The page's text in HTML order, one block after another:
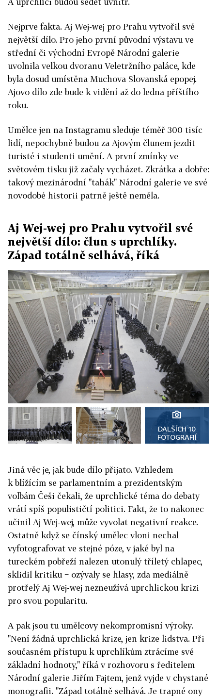
Nejprve fakta. Aj Wej-wej pro Prahu vytvořil své
největší dílo. Pro jeho první původní výstavu ve
střední či východní Evropě Národní galerie
uvolnila velkou dvoranu Veletržního paláce, kde
byla dosud umístěna Muchova Slovanská epopej.
Ajovo dílo zde bude k vidění až do ledna příštího
roku.
Umělce jen na Instagramu sleduje téměř 300 tisíc
lidí, nepochybně budou za Ajovým člunem jezdit
turisté i studenti umění. A první zmínky ve
světovém tisku již začaly vycházet. Zkrátka a dobře:
takový mezinárodní "tahák" Národní galerie ve své
novodobé historii patrně ještě neměla.
Aj Wej-wej pro Prahu vytvořil své
největší dílo: člun s uprchlíky.
Západ totálně selhává, říká
DALŠÍCH 10
FOTOGRAFIÍ
Jiná věc je, jak bude dílo přijato. Vzhledem
k blížícím se parlamentním a prezidentským
volbám Češi čekali, že uprchlické téma do debaty
vrátí spíš populističtí politici. Fakt, že to nakonec
učinil Aj Wej-wej, může vyvolat negativní reakce.
Ostatně když se čínský umělec vloni nechal
vyfotografovat ve stejné póze, v jaké byl na
tureckém pobřeží nalezen utonulý tříletý chlapec,
sklidil kritiku − ozývaly se hlasy, zda mediálně
protřelý Aj Wej-wej nezneužívá uprchlickou krizi
pro svou popularitu.
A pak jsou tu umělcovy nekompromisní výroky.
"Není žádná uprchlická krize, jen krize lidstva. Při
současném přístupu k uprchlíkům ztrácíme své
základní hodnoty," říká v rozhovoru s ředitelem
Národní galerie Jiřím Fajtem, jenž vyjde v chystané
monografii. "Západ totálně selhává. Je trapné ony